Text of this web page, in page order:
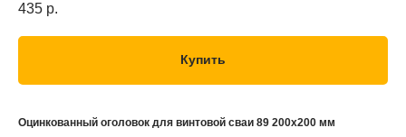
435 р.
Купить
Оцинкованный оголовок для винтовой сваи 89 200х200 мм